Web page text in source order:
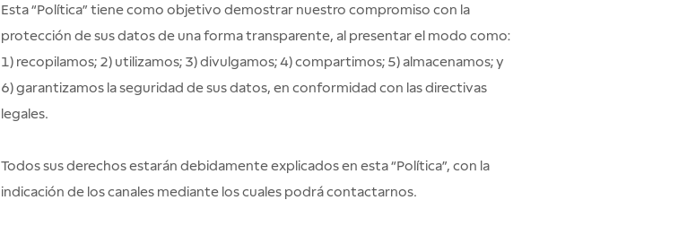
Esta “Política” tiene como objetivo demostrar nuestro compromiso con la
protección de sus datos de una forma transparente, al presentar el modo como:
1) recopilamos; 2) utilizamos; 3) divulgamos; 4) compartimos; 5) almacenamos; y
6) garantizamos la seguridad de sus datos, en conformidad con las directivas
legales.
Todos sus derechos estarán debidamente explicados en esta “Política”, con la
indicación de los canales mediante los cuales podrá contactarnos.